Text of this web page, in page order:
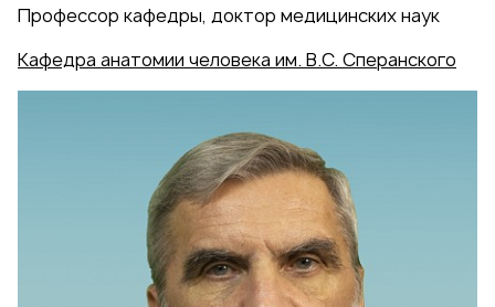
Профессор кафедры, доктор медицинских наук
Кафедра анатомии человека им. В.С. Сперанского